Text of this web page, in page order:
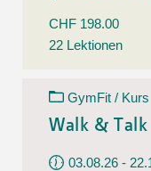
CHF 198.00
22 Lektionen
GymFit / Kurs
Walk & Talk
03.08.26 -